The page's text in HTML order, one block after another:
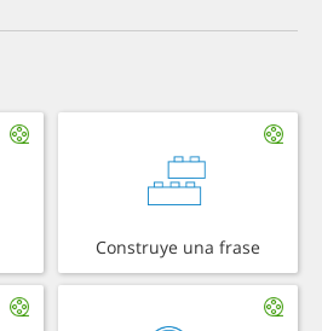
Construye una frase